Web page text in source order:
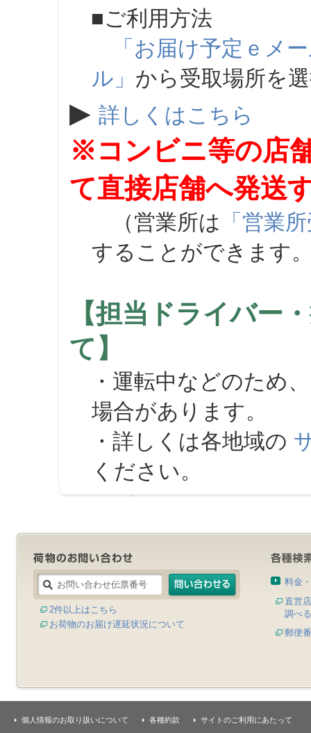
■ご利用方法
「お届け予定ｅメ
ル」 から受取場所を
▶ 詳しくはこちら
※コンビニ等の店
て直接店舗へ発送
（営業所は 「営業
することができます
【担当ドライバー
て】
・運転中などのため
場合があります。
・詳しくは各地域の
ください。
2件以上はこちら
お荷物のお届け遅延状況について
料金
直営
調べる
郵便
個人情報のお取り扱いについて 各種約款 サイトのご利用にあたって